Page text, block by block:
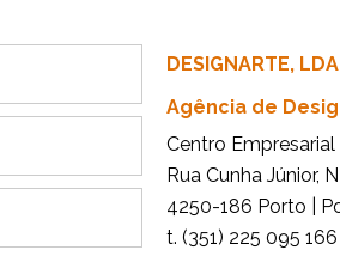
DESIGNARTE, LDA
Agência de
Centro Empresarial
Rua Cunha Júnior,
4250-186 Porto |
t. (351) 225 095